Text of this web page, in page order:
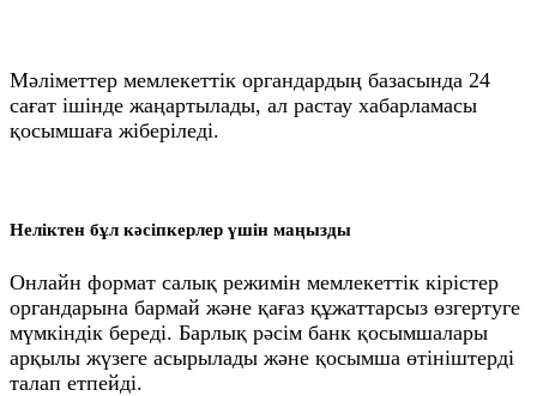
Мәліметтер мемлекеттік органдардың базасында 24
сағат ішінде жаңартылады, ал растау хабарламасы
қосымшаға жіберіледі.
Неліктен бұл кәсіпкерлер үшін маңызды
Онлайн формат салық режимін мемлекеттік кірістер
органдарына бармай және қағаз құжаттарсыз өзгертуге
мүмкіндік береді. Барлық рәсім банк қосымшалары
арқылы жүзеге асырылады және қосымша өтініштерді
талап етпейді.